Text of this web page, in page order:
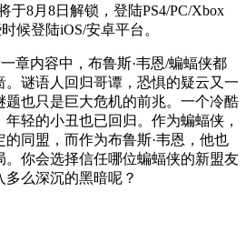
于8月8日解锁，登陆PS4/PC/Xbox
候登陆iOS/安卓平台。
章内容中，布鲁斯·韦恩/蝙蝠侠都
谜语人回归哥谭，恐惧的疑云又一
题也只是巨大危机的前兆。一个冷酷
轻的小丑也已回归。作为蝙蝠侠，
同盟，而作为布鲁斯·韦恩，他也
。你会选择信任哪位蝙蝠侠的新盟友
么深沉的黑暗呢？